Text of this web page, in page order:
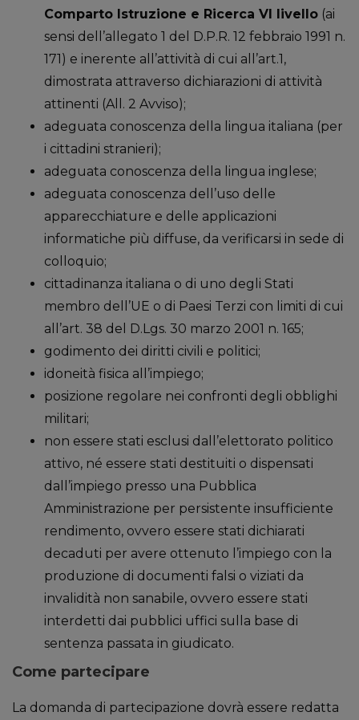
Comparto Istruzione e Ricerca VI livello (ai
sensi dell’allegato 1 del D.P.R. 12 febbraio 1991 n.
171) e inerente all’attività di cui all’art.1,
dimostrata attraverso dichiarazioni di attività
attinenti (All. 2 Avviso);
adeguata conoscenza della lingua italiana (per
i cittadini stranieri);
adeguata conoscenza della lingua inglese;
adeguata conoscenza dell’uso delle
apparecchiature e delle applicazioni
informatiche più diffuse, da verificarsi in sede di
colloquio;
cittadinanza italiana o di uno degli Stati
membro dell’UE o di Paesi Terzi con limiti di cui
all’art. 38 del D.Lgs. 30 marzo 2001 n. 165;
godimento dei diritti civili e politici;
idoneità fisica all’impiego;
posizione regolare nei confronti degli obblighi
militari;
non essere stati esclusi dall’elettorato politico
attivo, né essere stati destituiti o dispensati
dall’impiego presso una Pubblica
Amministrazione per persistente insufficiente
rendimento, ovvero essere stati dichiarati
decaduti per avere ottenuto l’impiego con la
produzione di documenti falsi o viziati da
invalidità non sanabile, ovvero essere stati
interdetti dai pubblici uffici sulla base di
sentenza passata in giudicato.
Come partecipare
La domanda di partecipazione dovrà essere redatta